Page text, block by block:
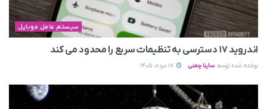
سیستم عامل موبایل
اندروید ۱۷ دسترسی به تنظیمات سریع را محدود می‌ کند
نوشته شده توسط ساینا چمنی